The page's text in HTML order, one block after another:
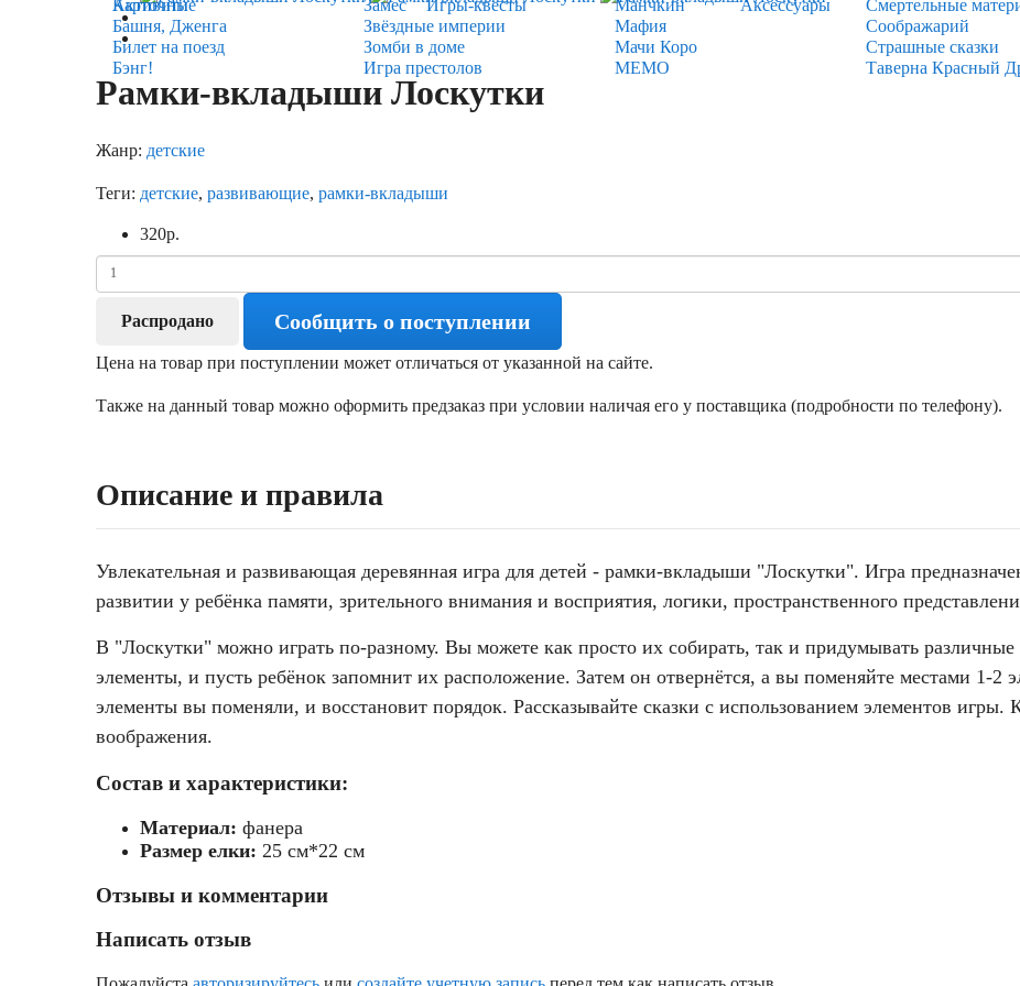
Карточные
Игры-квесты
Аксессуары
Активити
Башня, Дженга
Билет на поезд
Бэнг!
Замес
Звёздные империи
Зомби в доме
Игра престолов
Манчкин
Мафия
Мачи Коро
МЕМО
Смертельные
Соображарий
Страшные сказки
Таверна Красный
Рамки-вкладыши Лоскутки
Жанр: детские
Теги: детские, развивающие, рамки-вкладыши
320р.
Распродано Сообщить о поступлении
Цена на товар при поступлении может отличаться от указанной на сайте.
Также на данный товар можно оформить предзаказ при условии наличая его у поставщика (подробности по телефону).
Описание и правила
Увлекательная и развивающая деревянная игра для детей - рамки-вкладыши "Лоскутки". Игра
развитии у ребёнка памяти, зрительного внимания и восприятия, логики, пространственного
В "Лоскутки" можно играть по-разному. Вы можете как просто их собирать, так и придумывать
элементы, и пусть ребёнок запомнит их расположение. Затем он отвернётся, а вы поменяйте местами 1-2
элементы вы поменяли, и восстановит порядок. Рассказывайте сказки с использованием элементов игры.
воображения.
Состав и характеристики:
Материал: фанера
Размер елки: 25 см*22 см
Отзывы и комментарии
Написать отзыв